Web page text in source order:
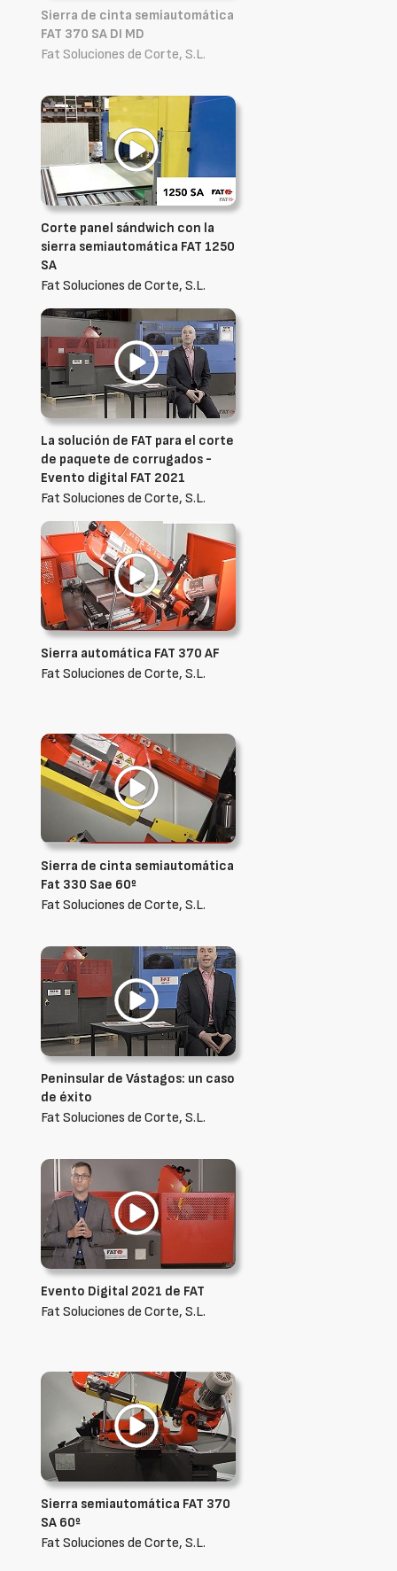
Sierra de cinta semiautomática
FAT 370 SA DI MD
Fat Soluciones de Corte, S.L.
Corte panel sándwich con la
sierra semiautomática FAT 1250
SA
Fat Soluciones de Corte, S.L.
La solución de FAT para el corte
de paquete de corrugados -
Evento digital FAT 2021
Fat Soluciones de Corte, S.L.
Sierra automática FAT 370 AF
Fat Soluciones de Corte, S.L.
Sierra de cinta semiautomática
Fat 330 Sae 60º
Fat Soluciones de Corte, S.L.
Peninsular de Vástagos: un caso
de éxito
Fat Soluciones de Corte, S.L.
Evento Digital 2021 de FAT
Fat Soluciones de Corte, S.L.
Sierra semiautomática FAT 370
SA 60º
Fat Soluciones de Corte, S.L.